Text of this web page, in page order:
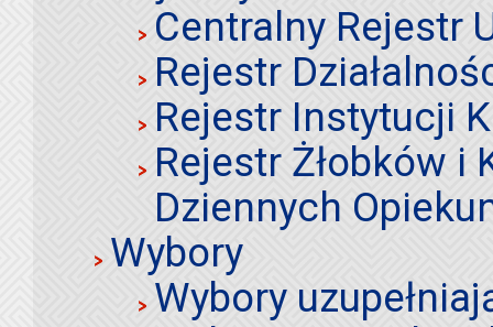
Centralny Rejestr
Rejestr
Rejestr Instytucji
Rejestr Żłobków i
Dziennych
Wybory
Wybory